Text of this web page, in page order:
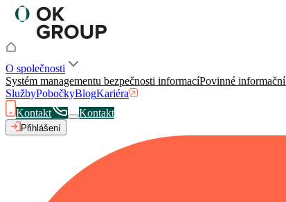
O společnosti
Systém managementu bezpečnosti informacíPovinné
SlužbyPobočkyBlogKariéra
Kontakt
Kontakt
Přihlášení